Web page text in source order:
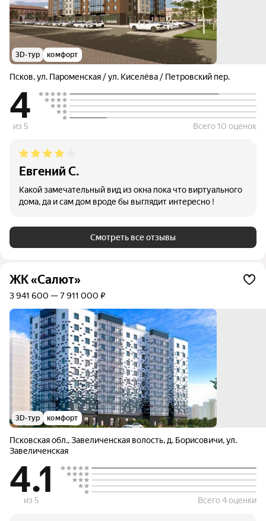
3D-тур комфорт
Псков,ул. Пароменская / ул. Киселёва / Петровский пер.
4
из 5 Всего 10 оценок
Евгений С.
Какой замечательный вид из окна пока что виртуального
дома, да и сам дом вроде бы выглядит интересно !
Смотреть все отзывы
ЖК «Салют»
3 941 600 — 7 911 000 ₽
3D-тур комфорт
Псковская обл.,Завеличенская волость, д. Борисовичи,ул.
Завеличенская
4.1
из 5 Всего 4 оценки